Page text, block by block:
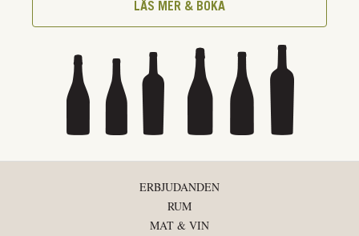
LÄS MER & BOKA
ERBJUDANDEN
RUM
MAT & VIN